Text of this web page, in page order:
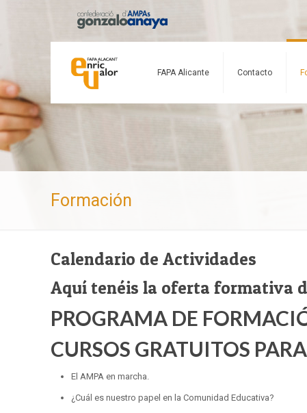
FAPA Alicante Contacto
Formación
Calendario de Actividades
Aquí tenéis la oferta formativa
PROGRAMA DE
CURSOS GRATUITOS
El AMPA en marcha.
¿Cuál es nuestro papel en la Comunidad Educativa?